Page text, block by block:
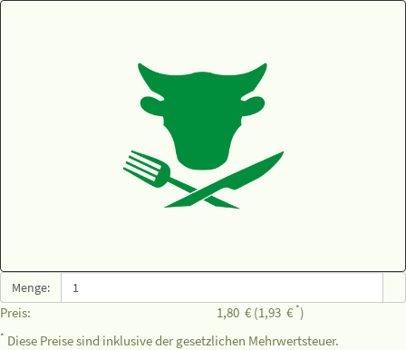
Menge:
Preis: 1,80 € (1,93 € *)
* Diese Preise sind inklusive der gesetzlichen Mehrwertsteuer.